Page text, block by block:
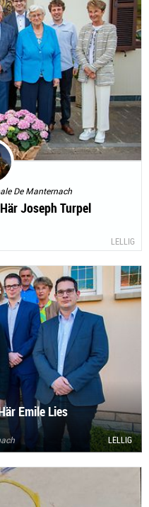
De Manternach
Joseph Turpel
LELLIG
Emile Lies
LELLIG